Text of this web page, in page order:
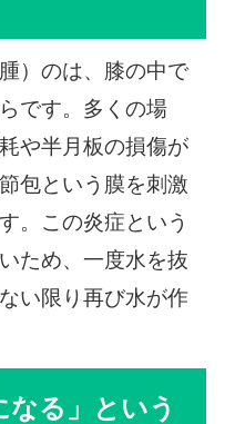
）のは、膝の中で
です。多くの場
や半月板の損傷が
包という膜を刺激
。この炎症という
ため、一度水を抜
い限り再び水が作
なる」という